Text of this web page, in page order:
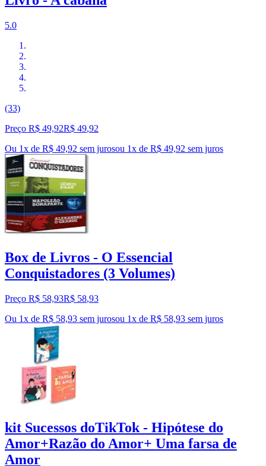
5.0
(33)
Preço R$ 49,92R$ 49,92
Ou 1x de R$ 49,92 sem jurosou 1x de R$ 49,92 sem juros
Box de Livros - O Essencial
Conquistadores (3 Volumes)
Preço R$ 58,93R$ 58,93
Ou 1x de R$ 58,93 sem jurosou 1x de R$ 58,93 sem juros
kit Sucessos doTikTok - Hipótese do
Amor+Razão do Amor+ Uma farsa de
Amor